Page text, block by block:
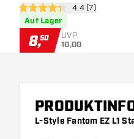
4.4 Bewertungssterne
4.4 (7)
Auf Lager
8,50 UVP:
10,00
L-Style Fantom EZ L1